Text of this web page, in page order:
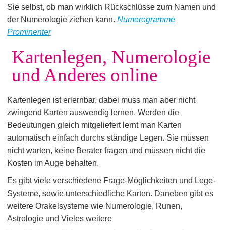
Sie selbst, ob man wirklich Rückschlüsse zum Namen und
der Numerologie ziehen kann.Numerogramme
Prominenter
Kartenlegen, Numerologie
und Anderes online
Kartenlegen ist erlernbar, dabei muss man aber nicht
zwingend Karten auswendig lernen. Werden die
Bedeutungen gleich mitgeliefert lernt man Karten
automatisch einfach durchs ständige Legen. Sie müssen
nicht warten, keine Berater fragen und müssen nicht die
Kosten im Auge behalten.
Es gibt viele verschiedene Frage-Möglichkeiten und Lege-
Systeme, sowie unterschiedliche Karten. Daneben gibt es
weitere Orakelsysteme wie Numerologie, Runen,
Astrologie und Vieles weitere